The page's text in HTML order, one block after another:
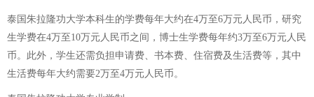
泰国朱拉隆功大学本科生的学费每年大约在4万至6万元人民币，研究
生学费在4万至10万元人民币之间，博士生学费每年约3万至6万元人民
币。此外，学生还需负担申请费、书本费、住宿费及生活费等，其中
生活费每年大约需要2万至4万元人民币。